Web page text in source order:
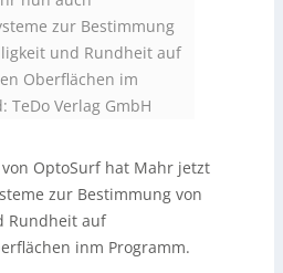
zur Bestimmung
und Rundheit auf
Oberflächen im
TeDo Verlag GmbH
OptoSurf hat Mahr jetzt
zur Bestimmung von
Rundheit auf
inm Programm.